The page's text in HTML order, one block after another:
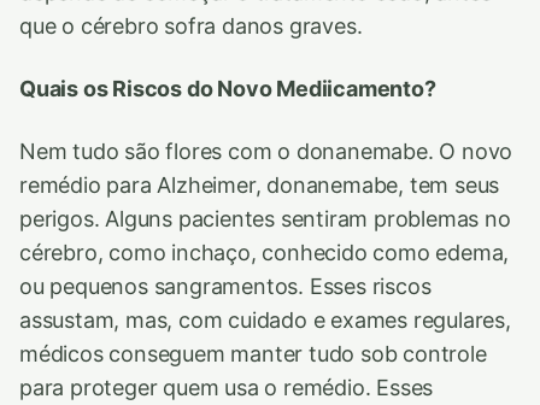
que o cérebro sofra danos graves.
Quais os Riscos do Novo Mediicamento?
Nem tudo são flores com o donanemabe. O novo
remédio para Alzheimer, donanemabe, tem seus
perigos. Alguns pacientes sentiram problemas no
cérebro, como inchaço, conhecido como edema,
ou pequenos sangramentos. Esses riscos
assustam, mas, com cuidado e exames regulares,
médicos conseguem manter tudo sob controle
para proteger quem usa o remédio. Esses